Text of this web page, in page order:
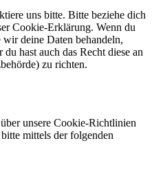
uns bitte. Bitte beziehe dich
Cookie-Erklärung. Wenn du
deine Daten behandeln,
hast auch das Recht diese an
zu richten.
unsere Cookie-Richtlinien
mittels der folgenden